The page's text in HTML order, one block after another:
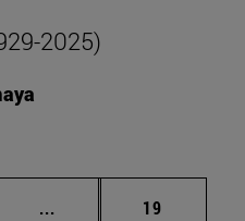
2025)
... Páginas intermedias
Página
19